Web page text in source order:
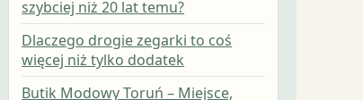
szybciej niż 20 lat temu?
Dlaczego drogie zegarki to coś
więcej niż tylko dodatek
Butik Modowy Toruń – Miejsce,